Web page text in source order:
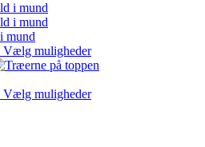
på
varesiden
til
499,00 kr.
Mulighederne
kan
på
mund
Prisinterval:
329,00 kr.
499,00 kr.
Vælg mulighederDette
vare
flere
Prisinterval:
Vælg mulighederDette